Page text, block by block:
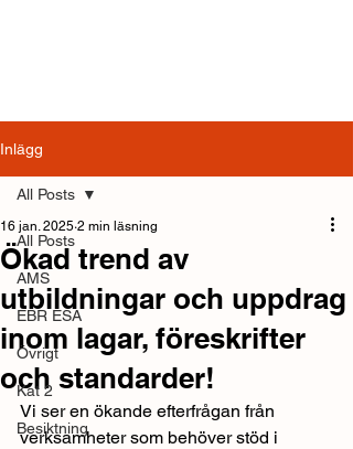
Inlägg
All Posts
AMS
EBR ESA
Övrigt
Kat 2
Besiktning
All Posts
Ökad trend av
utbildningar och uppdrag
inom lagar, föreskrifter
och standarder!
16 jan. 2025 2 min läsning
Vi ser en ökande efterfrågan från
verksamheter som behöver stöd i